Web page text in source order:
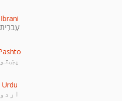
Ibrani
עִברִית
پښتو
Urdu
اردو